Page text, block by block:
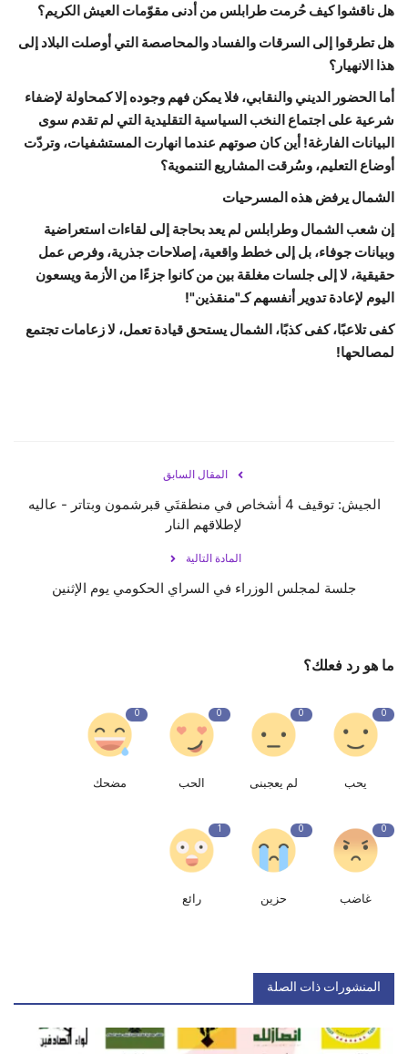
هل ناقشوا كيف حُرمت طرابلس من أدنى مقوّمات العيش الكريم؟
هل تطرقوا إلى السرقات والفساد والمحاصصة التي أوصلت البلاد إلى
هذا الانهيار؟
أما الحضور الديني والنقابي، فلا يمكن فهم وجوده إلا كمحاولة لإضفاء
شرعية على اجتماع النخب السياسية التقليدية التي لم تقدم سوى
البيانات الفارغة! أين كان صوتهم عندما انهارت المستشفيات، وتردّت
أوضاع التعليم، وسُرقت المشاريع التنموية؟
الشمال يرفض هذه المسرحيات
إن شعب الشمال وطرابلس لم يعد بحاجة إلى لقاءات استعراضية
وبيانات جوفاء، بل إلى خطط واقعية، إصلاحات جذرية، وفرص عمل
حقيقية، لا إلى جلسات مغلقة بين من كانوا جزءًا من الأزمة ويسعون
اليوم لإعادة تدوير أنفسهم كـ"منقذين"!
كفى تلاعبًا، كفى كذبًا، الشمال يستحق قيادة تعمل، لا زعامات تجتمع
لمصالحها!
المقال السابق
الجيش: توقيف 4 أشخاص في منطقتَي قبرشمون وبتاتر - عاليه
لإطلاقهم النار
المادة التالية
جلسة لمجلس الوزراء في السراي الحكومي يوم الإثنين
ما هو رد فعلك؟
0
يحب
0
لم يعجبنى
0
الحب
0
مضحك
0
غاضب
0
حزين
1
رائع
المنشورات ذات الصلة